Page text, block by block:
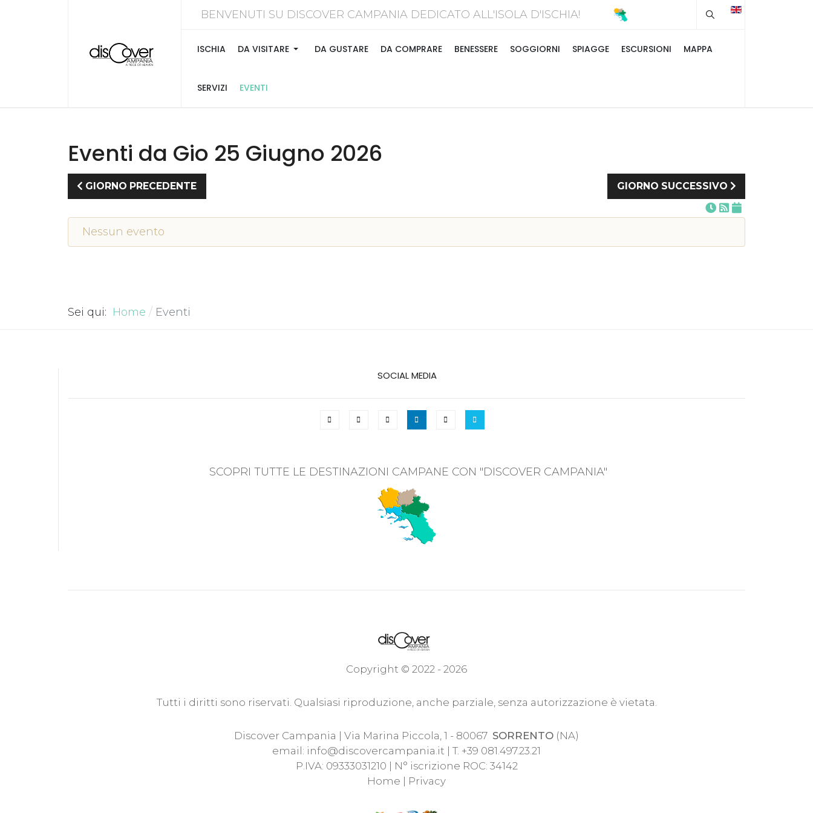
BENVENUTI SU DISCOVER CAMPANIA DEDICATO ALL'ISOLA D'ISCHIA!
Type 2 or more
ISCHIA DA VISITARE DA GUSTARE DA COMPRARE BENESSERE SOGGIORNI SPIAGGE ESCURSIONI MAPPA
SERVIZI EVENTI
Eventi da Gio 25 Giugno 2026
GIORNO PRECEDENTE GIORNO SUCCESSIVO
Nessun evento
Sei qui: Home Eventi
SOCIAL MEDIA
SCOPRI TUTTE LE DESTINAZIONI CAMPANE CON "DISCOVER CAMPANIA"
Copyright © 2022 - 2026
Tutti i diritti sono riservati. Qualsiasi riproduzione, anche parziale, senza autorizzazione è vietata.
Discover Campania | Via Marina Piccola, 1 - 80067 SORRENTO (NA)
email: info@discovercampania.it | T. +39 081.497.23.21
P.IVA: 09333031210 | N° iscrizione ROC: 34142
Home
Privacy